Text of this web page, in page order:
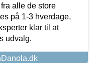
alle de store
på 1-3 hverdage,
klar til at
udvalg.